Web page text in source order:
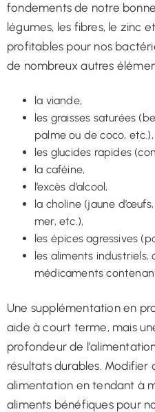
fondements de notre
légumes, les fibres, le zinc
profitables pour nos
de nombreux autres
la viande,
les graisses saturées
palme ou de coco, etc.),
les glucides rapides
la caféine,
l’excès d’alcool,
la choline (jaune
mer, etc.),
les épices agressives
les aliments
médicaments
Une supplémentation en
aide à court terme, mais
profondeur de
résultats durables. Modifier
alimentation en tendant à
aliments bénéfiques pour